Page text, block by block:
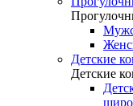
Детские
Детские